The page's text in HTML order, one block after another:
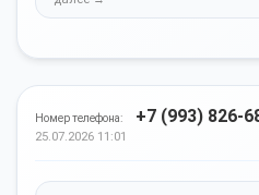
Номер телефона: +7 (993) 826-
25.07.2026 11:01